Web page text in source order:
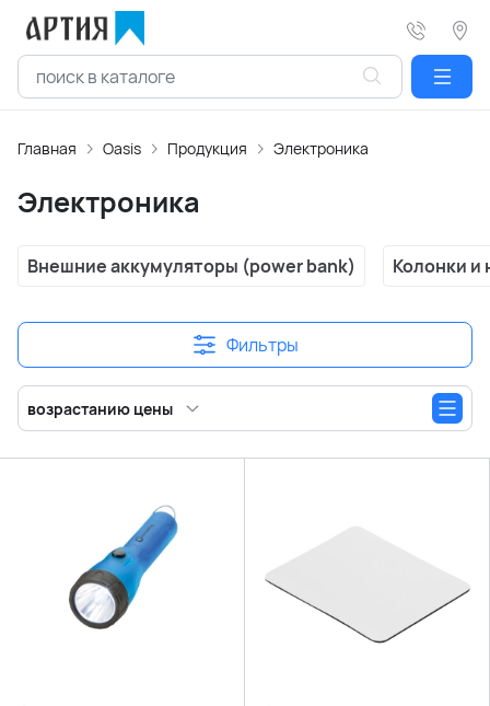
Главная Oasis Продукция Электроника
Электроника
Внешние аккумуляторы (power bank) Колонки и
Фильтры
возрастанию цены